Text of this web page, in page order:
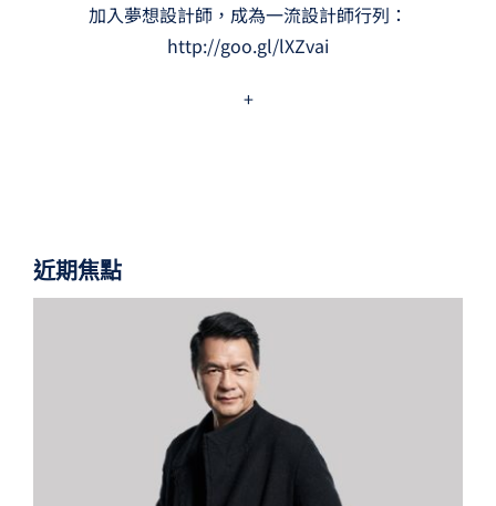
加入夢想設計師，成為一流設計師行列：
http://goo.gl/lXZvai
+
近期焦點